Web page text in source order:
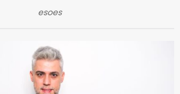
esoes